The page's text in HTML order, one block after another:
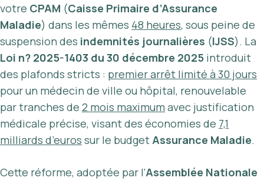
votre CPAM (Caisse Primaire d’Assurance
Maladie) dans les mêmes 48 heures, sous peine de
suspension des indemnités journalières (IJSS). La
Loi n? 2025-1403 du 30 décembre 2025 introduit
des plafonds stricts : premier arrêt limité à 30 jours
pour un médecin de ville ou hôpital, renouvelable
par tranches de 2 mois maximum avec justification
médicale précise, visant des économies de 7,1
milliards d’euros sur le budget Assurance Maladie.
Cette réforme, adoptée par l’Assemblée Nationale